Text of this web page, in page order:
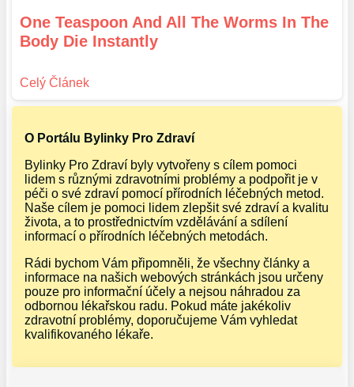
One Teaspoon And All The Worms In The
Body Die Instantly
O Portálu Bylinky Pro Zdraví
Bylinky Pro Zdraví byly vytvořeny s cílem pomoci
lidem s různými zdravotními problémy a podpořit je v
péči o své zdraví pomocí přírodních léčebných metod.
Naše cílem je pomoci lidem zlepšit své zdraví a kvalitu
života, a to prostřednictvím vzdělávání a sdílení
informací o přírodních léčebných metodách.
Rádi bychom Vám připomněli, že všechny články a
informace na našich webových stránkách jsou určeny
pouze pro informační účely a nejsou náhradou za
odbornou lékařskou radu. Pokud máte jakékoliv
zdravotní problémy, doporučujeme Vám vyhledat
kvalifikovaného lékaře.